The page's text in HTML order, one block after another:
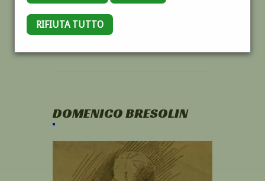
RIFIUTA TUTTO
DOMENICO BRESOLIN